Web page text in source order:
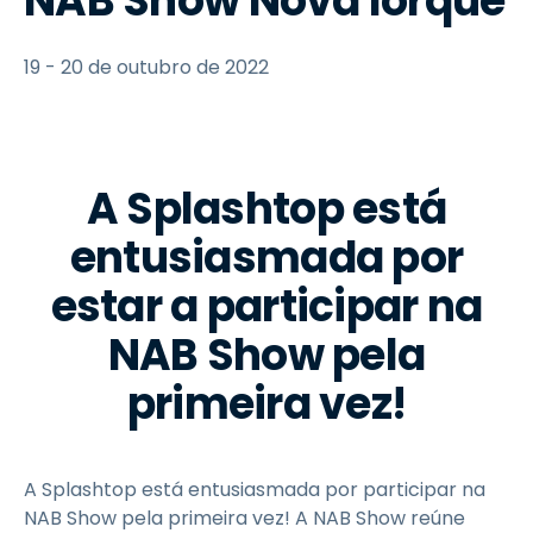
19 - 20 de outubro de 2022
A Splashtop está
entusiasmada por
estar a participar na
NAB Show pela
primeira vez!
A Splashtop está entusiasmada por participar na
NAB Show pela primeira vez! A NAB Show reúne